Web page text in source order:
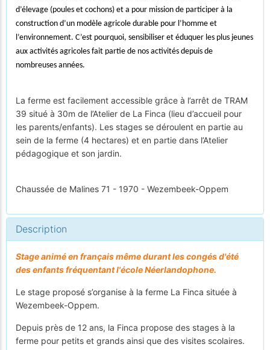
d’élevage (poules et cochons) et a pour mission de participer à la
construction d’un modèle agricole durable pour l’homme et
l’environnement. C’est pourquoi, sensibiliser et éduquer les plus jeunes
aux activités agricoles fait partie de nos activités depuis de
nombreuses années.
La ferme est facilement accessible grâce à l’arrêt de TRAM
39 situé à 30m de l’Atelier de La Finca (lieu d’accueil pour
les parents/enfants). Les stages se déroulent en partie au
sein de la ferme (4 hectares) et en partie dans l’Atelier
pédagogique et son jardin.
Chaussée de Malines 71 - 1970 - Wezembeek-Oppem
Description
Stage animé en français même durant les congés d'été
des enfants fréquentant l'école Néerlandophone.
Le stage proposé s’organise à la ferme La Finca située à
Wezembeek-Oppem.
Depuis près de 12 ans, la Finca propose des stages à la
ferme pour petits et grands ainsi que des visites scolaires.